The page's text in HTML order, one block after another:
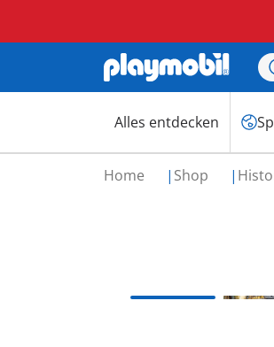
Alles entdecken
Home Shop